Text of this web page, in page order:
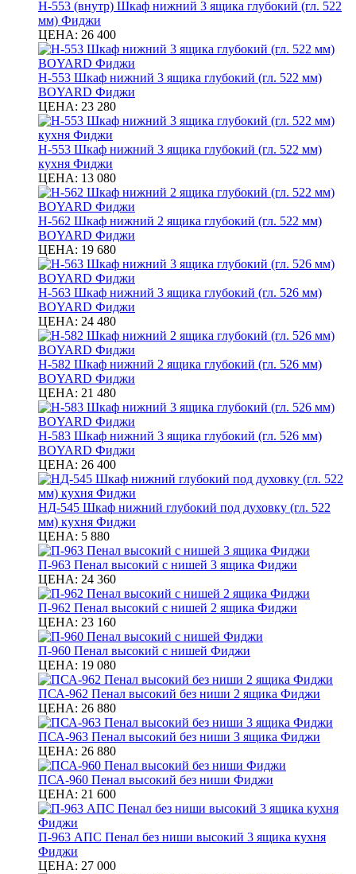
Н-553 (внутр) Шкаф нижний 3 ящика глубокий (гл. 522
мм) Фиджи
ЦЕНА: 26 400
Н-553 Шкаф нижний 3 ящика глубокий (гл. 522 мм)
BOYARD Фиджи
ЦЕНА: 23 280
Н-553 Шкаф нижний 3 ящика глубокий (гл. 522 мм)
кухня Фиджи
ЦЕНА: 13 080
Н-562 Шкаф нижний 2 ящика глубокий (гл. 522 мм)
BOYARD Фиджи
ЦЕНА: 19 680
Н-563 Шкаф нижний 3 ящика глубокий (гл. 526 мм)
BOYARD Фиджи
ЦЕНА: 24 480
Н-582 Шкаф нижний 2 ящика глубокий (гл. 526 мм)
BOYARD Фиджи
ЦЕНА: 21 480
Н-583 Шкаф нижний 3 ящика глубокий (гл. 526 мм)
BOYARD Фиджи
ЦЕНА: 26 400
НД-545 Шкаф нижний глубокий под духовку (гл. 522
мм) кухня Фиджи
ЦЕНА: 5 880
П-963 Пенал высокий с нишей 3 ящика Фиджи
ЦЕНА: 24 360
П-962 Пенал высокий с нишей 2 ящика Фиджи
ЦЕНА: 23 160
П-960 Пенал высокий с нишей Фиджи
ЦЕНА: 19 080
ПСА-962 Пенал высокий без ниши 2 ящика Фиджи
ЦЕНА: 26 880
ПСА-963 Пенал высокий без ниши 3 ящика Фиджи
ЦЕНА: 26 880
ПСА-960 Пенал высокий без ниши Фиджи
ЦЕНА: 21 600
П-963 АПС Пенал без ниши высокий 3 ящика кухня
Фиджи
ЦЕНА: 27 000